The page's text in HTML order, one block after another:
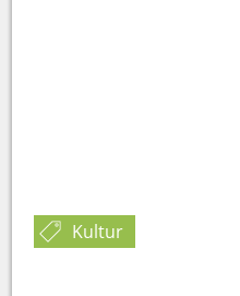
Kultur